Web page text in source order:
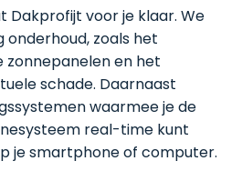
Dakprofijt voor je klaar. We
zoals het
zonnepanelen en het
schade. Daarnaast
waarmee je de
real-time kunt
je smartphone of computer.